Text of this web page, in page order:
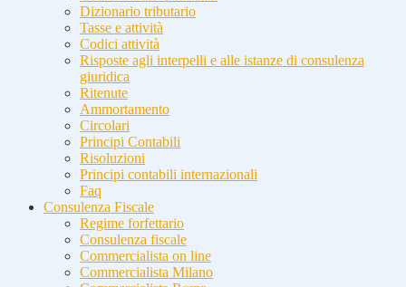
Dizionario tributario
Tasse e attività
Codici attività
Risposte agli interpelli e alle istanze di consulenza
giuridica
Ritenute
Ammortamento
Circolari
Principi Contabili
Risoluzioni
Principi contabili internazionali
Faq
Consulenza Fiscale
Regime forfettario
Consulenza fiscale
Commercialista on line
Commercialista Milano